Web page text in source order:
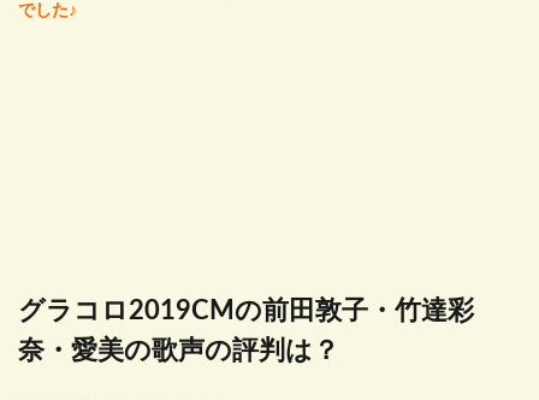
でした♪
グラコロ2019CMの前田敦子・竹達彩
奈・愛美の歌声の評判は？